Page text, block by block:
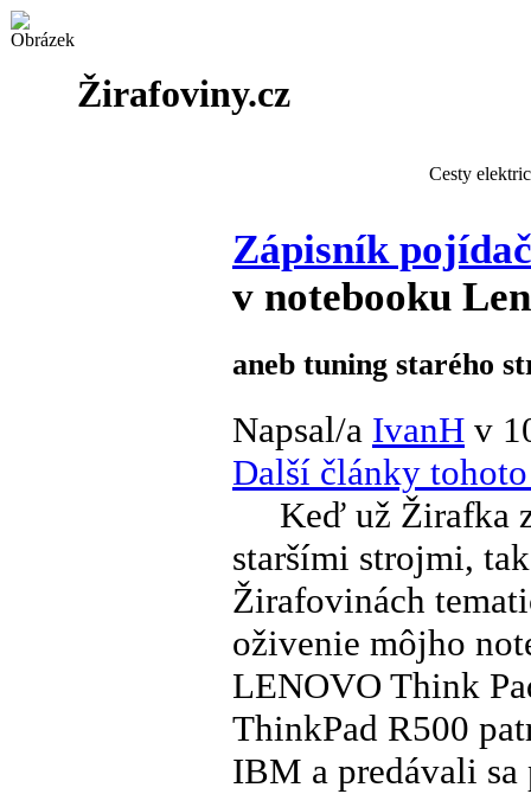
Žirafoviny.cz
Cesty
Zápisník
v notebooku
aneb tuning starého
Napsal/a IvanH v
Další články
Keď už Žirafka
staršími strojmi,
Žirafovinách
oživenie môjho
LENOVO Think
ThinkPad R500
IBM a predávali sa